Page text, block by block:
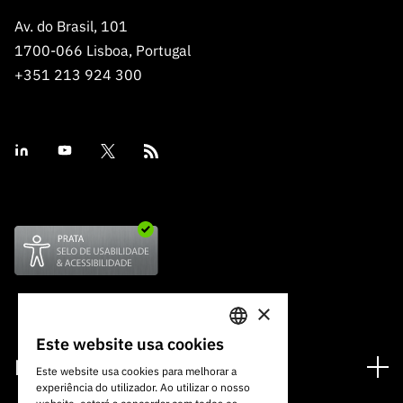
Av. do Brasil, 101
1700-066 Lisboa, Portugal
+351 213 924 300
Financiamento
PORTUGUESE
ENGLISH
×
Este website usa cookies
Este website usa cookies para melhorar a
experiência do utilizador. Ao utilizar o nosso